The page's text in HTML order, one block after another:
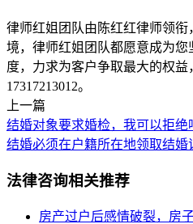
律师红姐团队由陈红红律师领衔
境，律师红姐团队都愿意成为
度，力求为客户争取最大的权益
17317213012。
上一篇
结婚对象要求婚检，我可以拒绝
结婚必须在户籍所在地领取结婚
法律咨询相关推荐
房产过户后感情破裂，房